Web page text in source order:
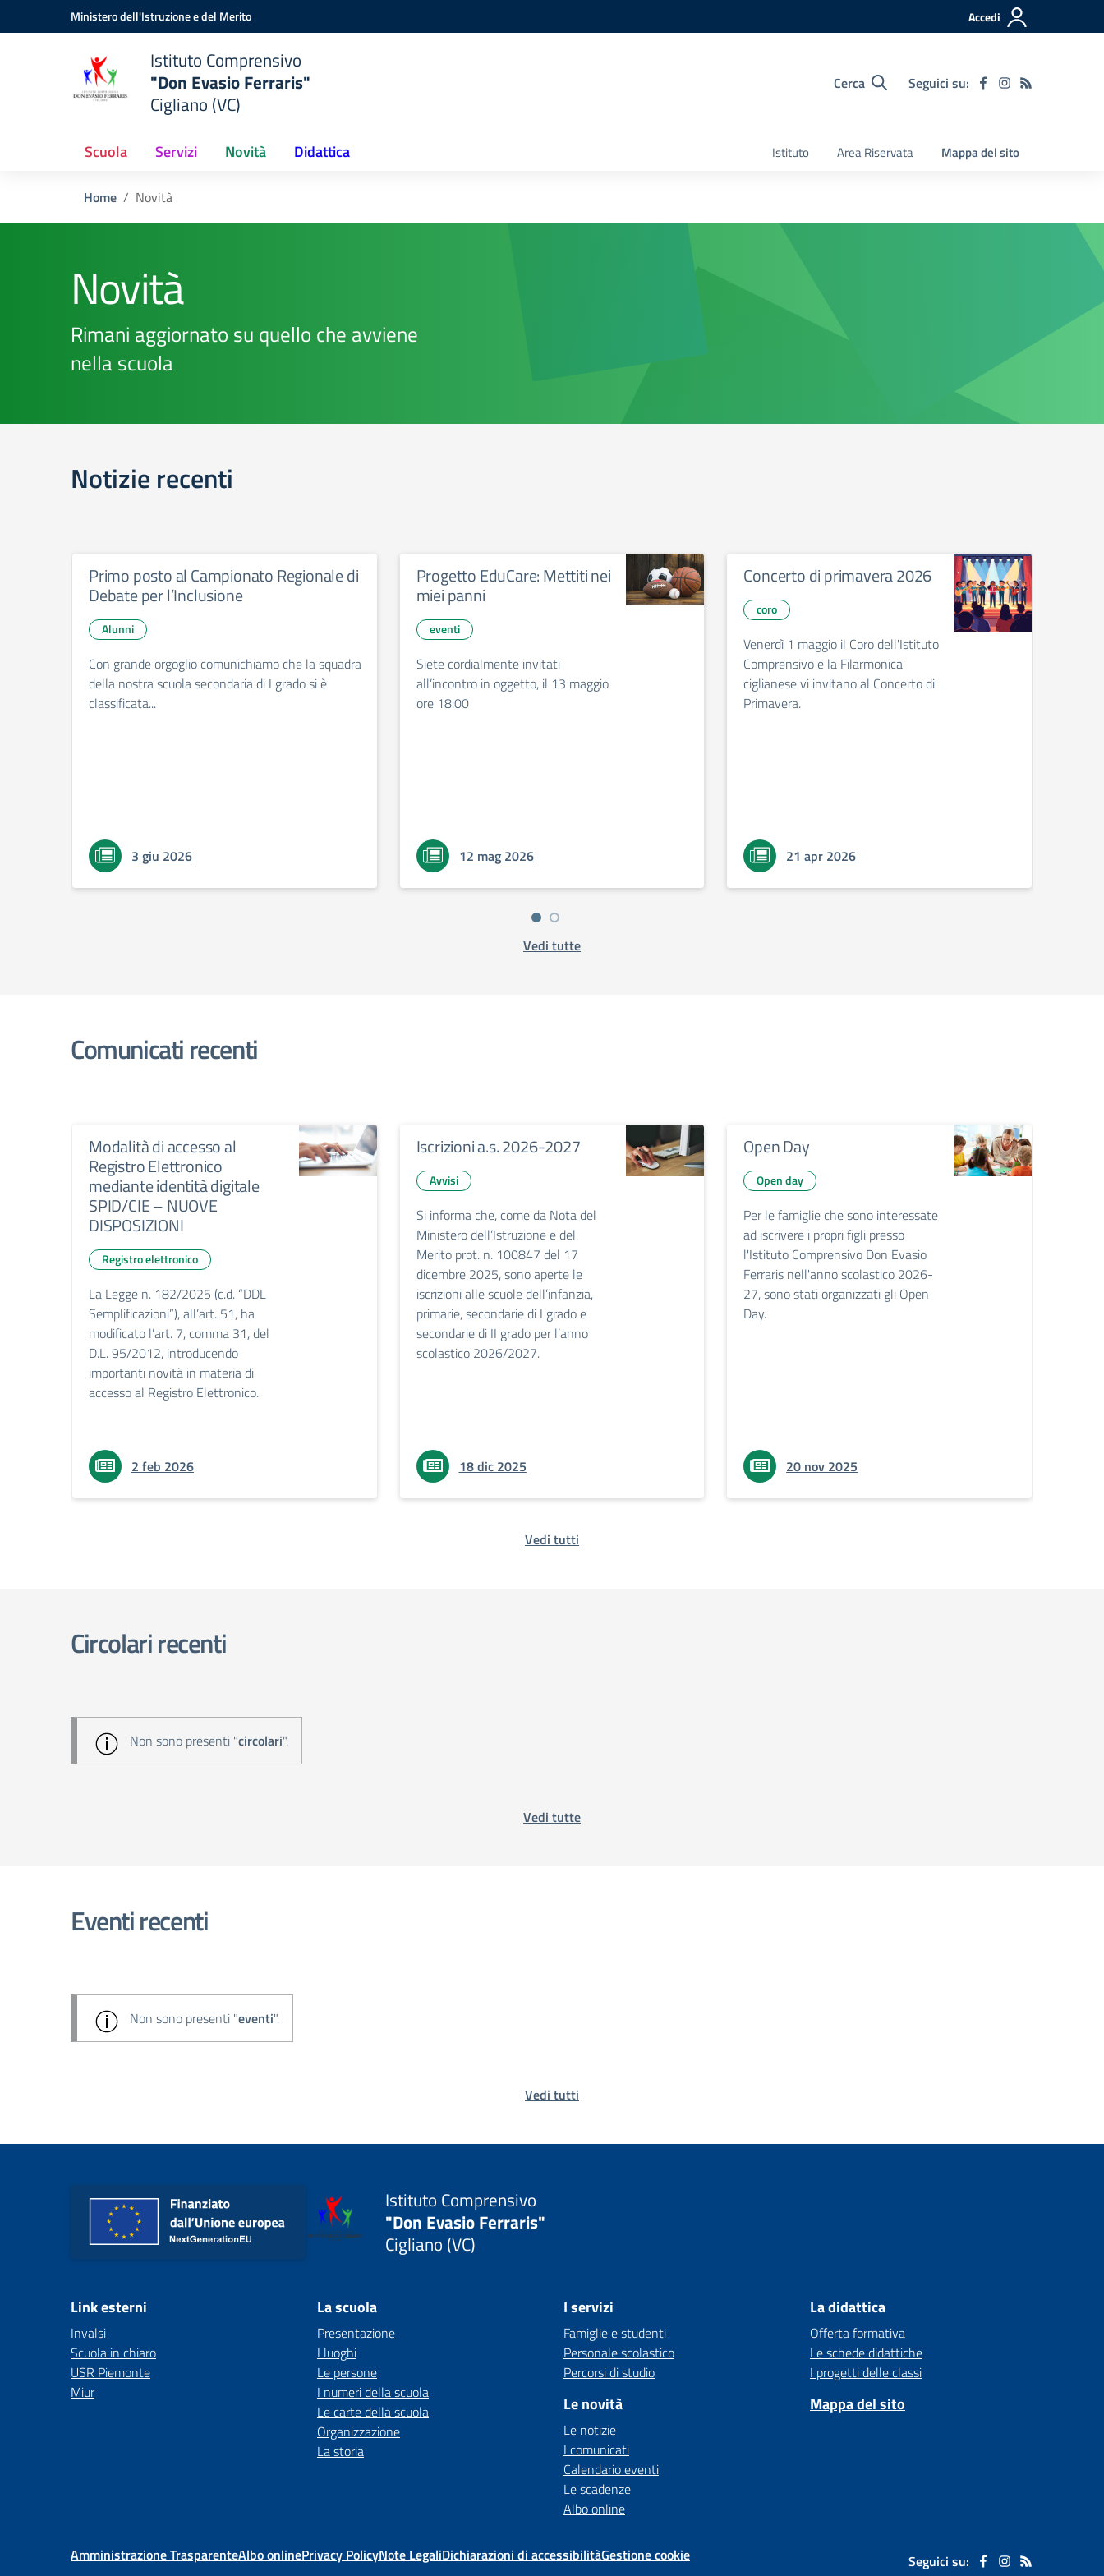
Vai ai contenuti
Vai al menu di navigazioneMinistero dell'Istruzione e del Merito Accedi
Istituto Comprensivo
"Don Evasio Ferraris"
Cigliano (VC)
Cerca Seguici su:
Scuola Servizi Novità Didattica Istituto Area Riservata Mappa del sito
Home Novità
Novità
Rimani aggiornato su quello che avviene
nella scuola
Notizie recenti
Primo posto al Campionato Regionale di
Debate per l’Inclusione
Alunni
Con grande orgoglio comunichiamo che la squadra
della nostra scuola secondaria di I grado si è
classificata...
3 giu 2026
Progetto EduCare: Mettiti nei
miei panni
eventi
Siete cordialmente invitati
all’incontro in oggetto, il 13 maggio
ore 18:00
12 mag 2026
Concerto di primavera 2026
coro
Venerdì 1 maggio il Coro dell'Istituto
Comprensivo e la Filarmonica
ciglianese vi invitano al Concerto di
Primavera.
21 apr 2026
Vedi tutte
Comunicati recenti
Modalità di accesso al
Registro Elettronico
mediante identità digitale
SPID/CIE – NUOVE
DISPOSIZIONI
Registro elettronico
La Legge n. 182/2025 (c.d. “DDL
Semplificazioni”), all’art. 51, ha
modificato l’art. 7, comma 31, del
D.L. 95/2012, introducendo
importanti novità in materia di
accesso al Registro Elettronico.
2 feb 2026
Iscrizioni a.s. 2026-2027
Avvisi
Si informa che, come da Nota del
Ministero dell’Istruzione e del
Merito prot. n. 100847 del 17
dicembre 2025, sono aperte le
iscrizioni alle scuole dell’infanzia,
primarie, secondarie di I grado e
secondarie di II grado per l’anno
scolastico 2026/2027.
18 dic 2025
Open Day
Open day
Per le famiglie che sono interessate
ad iscrivere i propri figli presso
l'Istituto Comprensivo Don Evasio
Ferraris nell'anno scolastico 2026-
27, sono stati organizzati gli Open
Day.
20 nov 2025
Vedi tutti
Circolari recenti
Non sono presenti "circolari".
Vedi tutte
Eventi recenti
Non sono presenti "eventi".
Vedi tutti
Istituto Comprensivo
"Don Evasio Ferraris"
Cigliano (VC)
Link esterni
Invalsi
Scuola in chiaro
USR Piemonte
Miur
La scuola
Presentazione
I luoghi
Le persone
I numeri della scuola
Le carte della scuola
Organizzazione
La storia
I servizi
Famiglie e studenti
Personale scolastico
Percorsi di studio
Le novità
Le notizie
I comunicati
Calendario eventi
Le scadenze
Albo online
La didattica
Offerta formativa
Le schede didattiche
I progetti delle classi
Mappa del sito
Amministrazione TrasparenteAlbo onlinePrivacy PolicyNote LegaliDichiarazioni di accessibilitàGestione cookie Seguici su: